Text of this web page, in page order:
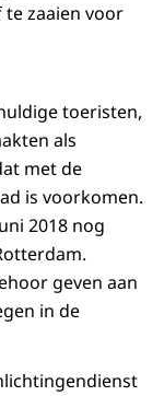
zaaien voor
toeristen,
als
met de
is voorkomen.
2018 nog
geven aan
in de